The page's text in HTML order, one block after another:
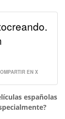
EN X
españolas